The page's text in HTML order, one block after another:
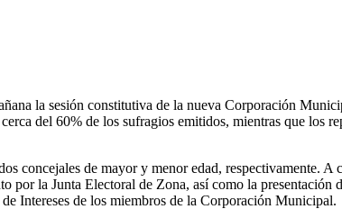
la sesión constitutiva de la nueva Corporación
del 60% de los sufragios emitidos, mientras que los
concejales de mayor y menor edad, respectivamente.
por la Junta Electoral de Zona, así como la
Intereses de los miembros de la Corporación Municipal.